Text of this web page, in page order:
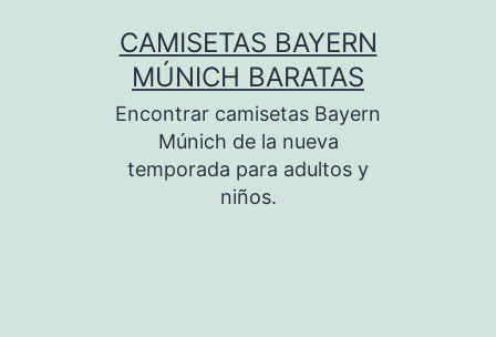
CAMISETAS BAYERN
MÚNICH BARATAS
Encontrar camisetas Bayern
Múnich de la nueva
temporada para adultos y
niños.